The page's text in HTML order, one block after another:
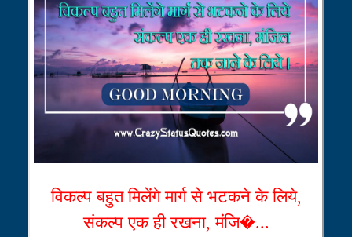
विकल्प बहुत मिलेंगे मार्ग से भटकने के लिये,
संकल्प एक ही रखना, मंजि�...